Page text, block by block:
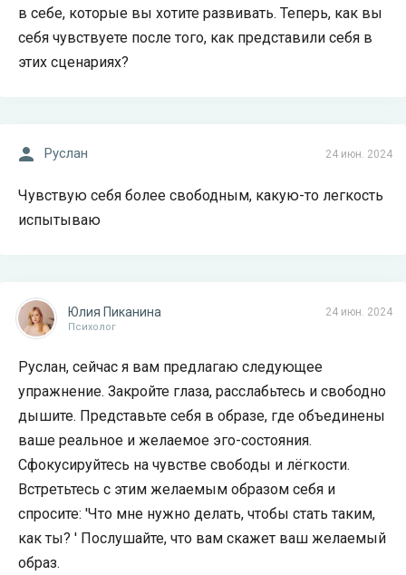
в себе, которые вы хотите развивать. Теперь, как вы
себя чувствуете после того, как представили себя в
этих сценариях?
24 июн. 2024
Руслан
Чувствую себя более свободным, какую-то легкость
испытываю
24 июн. 2024
Юлия Пиканина
Психолог
Руслан, сейчас я вам предлагаю следующее
упражнение. Закройте глаза, расслабьтесь и свободно
дышите. Представьте себя в образе, где объединены
ваше реальное и желаемое эго-состояния.
Сфокусируйтесь на чувстве свободы и лёгкости.
Встретьтесь с этим желаемым образом себя и
спросите: 'Что мне нужно делать, чтобы стать таким,
как ты? ' Послушайте, что вам скажет ваш желаемый
образ.